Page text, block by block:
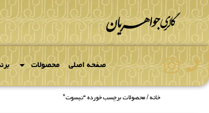
صفحه اصلی محصولات
خانه/ محصولات برچسب خورده “تیسوت”